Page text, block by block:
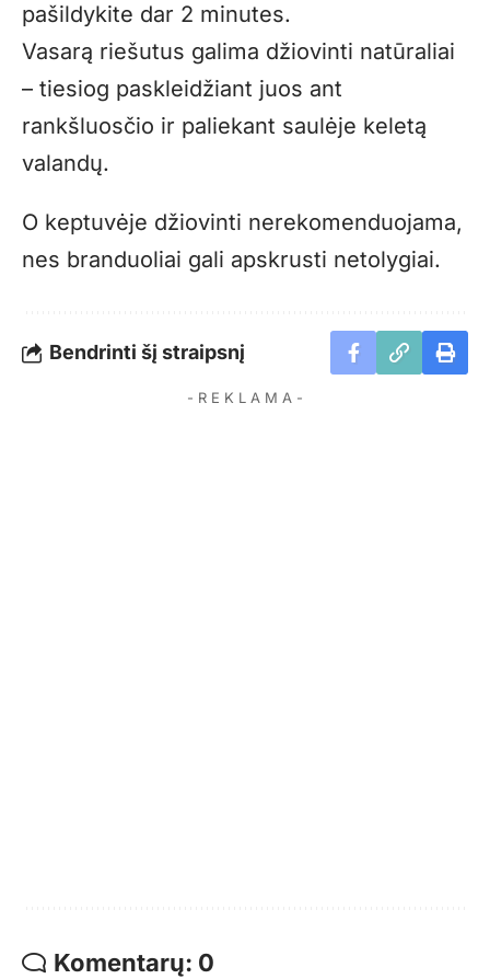
pašildykite dar 2 minutes.
Vasarą riešutus galima džiovinti natūraliai
– tiesiog paskleidžiant juos ant
rankšluosčio ir paliekant saulėje keletą
valandų.
O keptuvėje džiovinti nerekomenduojama,
nes branduoliai gali apskrusti netolygiai.
Bendrinti šį straipsnį
- R E K L A M A -
Komentarų: 0